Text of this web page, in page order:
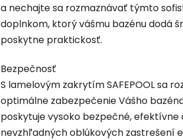
a nechajte sa rozmaznávať týmto
doplnkom, ktorý vášmu bazénu dodá
poskytne praktickosť.
Bezpečnosť
S lamelovým zakrytím SAFEPOOL sa
optimálne zabezpečenie Vášho
poskytuje vysoko bezpečné, efektívne
nevzhľadných oblúkových zastrešení